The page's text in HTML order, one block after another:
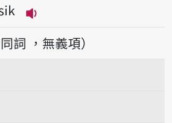
播放音讀kip-tsín-sik
詞 ，無義項）